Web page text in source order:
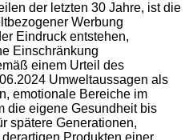
der letzten 30 Jahre, ist die
Werbung
Eindruck entstehen,
Einschränkung
einem Urteil des
Umweltaussagen als
emotionale Bereiche im
die eigene Gesundheit bis
spätere Generationen,